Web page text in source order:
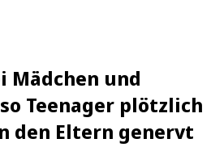
Mädchen und
Teenager plötzlich
den Eltern genervt